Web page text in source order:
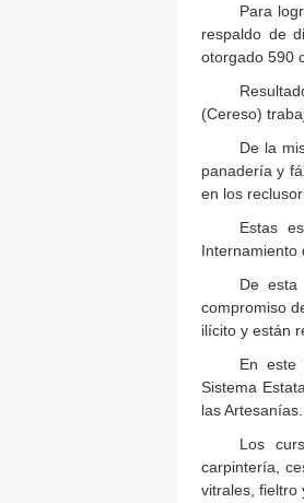
Para
respaldo de
otorgado 590
(Cereso)
De la
panadería y
en los
Estas
Internamiento
De esta
compromiso
ilícito y están
En este
Sistema
las Artesanías.
Los
carpintería,
vitrales, fieltro